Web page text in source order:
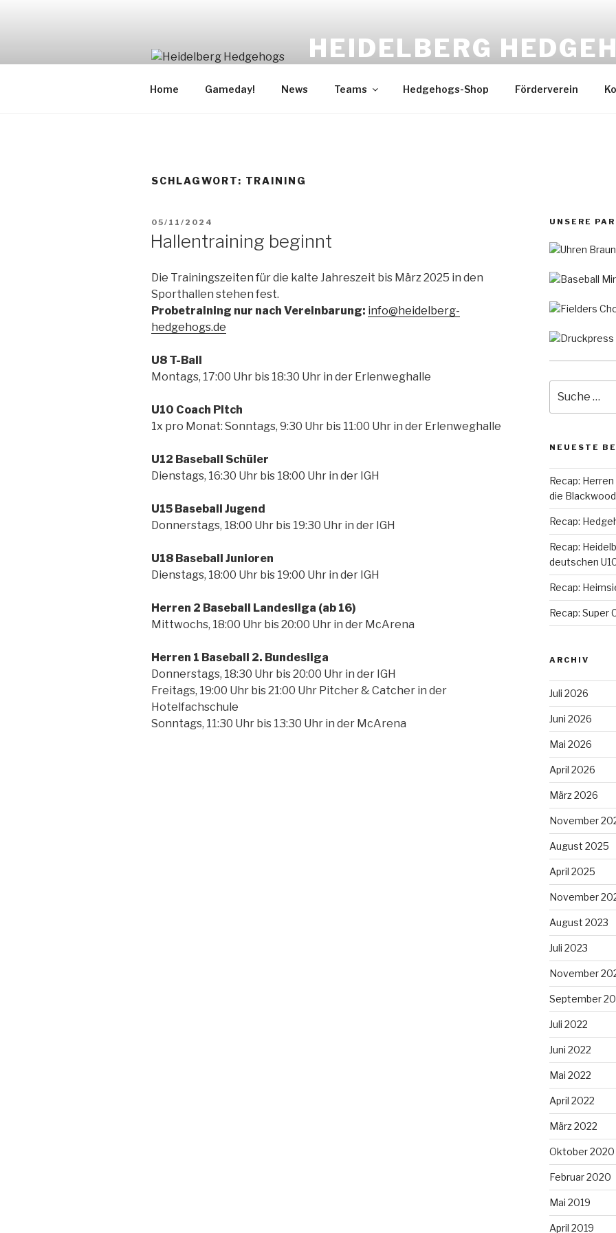
HEIDELBERG
Home Gameday! News Teams Hedgehogs-Shop Förderverein
SCHLAGWORT: TRAINING
VERÖFFENTLICHT
05/11/2024
Hallentraining beginnt
Die Trainingszeiten für die kalte Jahreszeit bis März 2025 in den
Sporthallen stehen fest.
Probetraining nur nach Vereinbarung: info@heidelberg-
hedgehogs.de
U8 T-Ball
Montags, 17:00 Uhr bis 18:30 Uhr in der Erlenweghalle
U10 Coach Pitch
1x pro Monat: Sonntags, 9:30 Uhr bis 11:00 Uhr in der Erlenweghalle
U12 Baseball Schüler
Dienstags, 16:30 Uhr bis 18:00 Uhr in der IGH
U15 Baseball Jugend
Donnerstags, 18:00 Uhr bis 19:30 Uhr in der IGH
U18 Baseball Junioren
Dienstags, 18:00 Uhr bis 19:00 Uhr in der IGH
Herren 2 Baseball Landesliga (ab 16)
Mittwochs, 18:00 Uhr bis 20:00 Uhr in der McArena
Herren 1 Baseball 2. Bundesliga
Donnerstags, 18:30 Uhr bis 20:00 Uhr in der IGH
Freitags, 19:00 Uhr bis 21:00 Uhr Pitcher & Catcher in der
Hotelfachschule
Sonntags, 11:30 Uhr bis 13:30 Uhr in der McArena
UNSERE
nach:
NEUESTE
Recap:
die
Recap:
Recap:
deutschen
Recap:
Recap: Super
ARCHIV
Juli 2026
Juni 2026
Mai 2026
April 2026
März 2026
November
August 2025
April 2025
November
August 2023
Juli 2023
November
September
Juli 2022
Juni 2022
Mai 2022
April 2022
März 2022
Oktober 2020
Februar 2020
Mai 2019
April 2019